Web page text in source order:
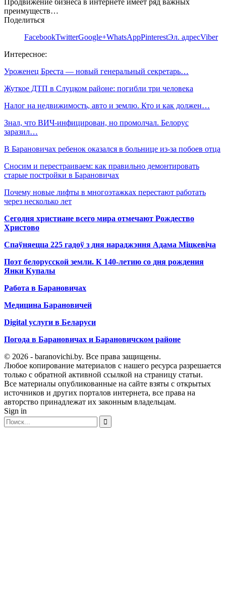
Продвижение бизнеса в интернете имеет ряд важных
преимуществ…
Поделиться
FacebookTwitterGoogle+WhatsAppPinterestЭл. адресViber
Интересное:
Уроженец Бреста — новый генеральный секретарь…
Жуткое ДТП в Слуцком районе: погибли три человека
Налог на недвижимость, авто и землю. Кто и как должен…
Знал, что ВИЧ-инфицирован, но промолчал. Белорус
заразил…
В Барановичах ребенок оказался в больнице из-за побоев отца
Сносим и перестраиваем: как правильно демонтировать
старые постройки в Барановичах
Почему новые лифты в многоэтажках перестают работать
через несколько лет
Сегодня христиане всего мира отмечают Рождество
Христово
Спаўняецца 225 гадоў з дня нараджэння Адама Міцкевіча
Поэт белорусской земли. К 140-летию со дня рождения
Янки Купалы
Работа в Барановичах
Медицина Барановичей
Digital услуги в Беларуси
Погода в Барановичах и Барановичском районе
© 2026 - baranovichi.by. Все права защищены.
Любое копирование материалов с нашего ресурса разрешается
только с обратной активной ссылкой на страницу статьи.
Все материалы опубликованные на сайте взяты с открытых
источников и других порталов интернета, все права на
авторство принадлежат их законным владельцам.
Sign in